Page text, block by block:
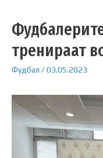
тренираат
Фудбал /03.05.2023